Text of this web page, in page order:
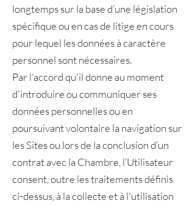
longtemps sur la base d’une législation
spécifique ou en cas de litige en cours
pour lequel les données à caractère
personnel sont nécessaires.
Par l'accord qu'il donne au moment
d'introduire ou communiquer ses
données personnelles ou en
poursuivant volontaire la navigation sur
les Sites ou lors de la conclusion d’un
contrat avec la Chambre, l’Utilisateur
consent, outre les traitements définis
ci-dessus, à la collecte et à l'utilisation